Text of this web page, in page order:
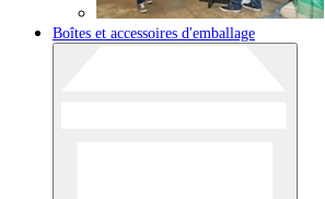
Boîtes et accessoires d'emballage